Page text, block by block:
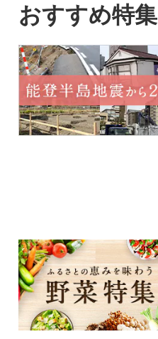
おすすめ特集